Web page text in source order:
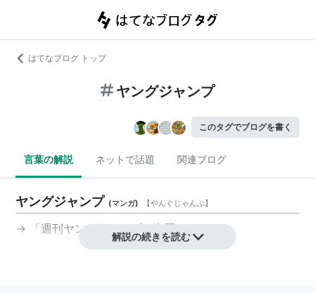
はてなブログ トップ
ヤングジャンプ
このタグでブログを書く
言葉の解説 ネットで話題 関連ブログ
ヤングジャンプ (マンガ) 【やんぐじゃんぷ】
→ 「週刊ヤングジャンプ」参照
解説の続きを読む